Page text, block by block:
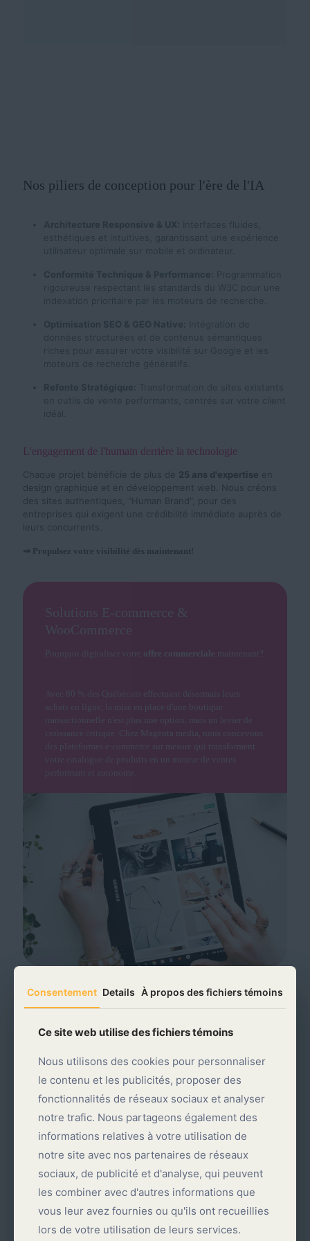
Nos piliers de conception pour l'ère de l'IA
L'engagement de l'humain derrière la technologie
Chaque projet bénéficie de plus de 25 ans d'expertise en
design graphique et en développement web. Nous créons
des sites authentiques, "Human Brand", pour des
entreprises qui exigent une crédibilité immédiate auprès de
leurs concurrents.
⇒ Propulsez votre visibilité dès maintenant!
Solutions E-commerce &
WooCommerce
Pourquoi digitaliser votre offre commerciale maintenant?
Avec 80 % des Québécois effectuant désormais leurs
achats en ligne, la mise en place d'une boutique
transactionnelle n'est plus une option, mais un levier de
croissance critique. Chez Magenta media, nous concevons
des plateformes e-commerce sur mesure qui transforment
votre catalogue de produits en un moteur de ventes
performant et autonome.
Une gestion simplifiée et une infrastructure
robuste
Nos solutions s'appuient sur l'écosystèmeWordPress &
, offrant une agilité totale pour les
entrepreneurs :
Contrôle Opérationnel :
ajout illimité de produits et suivi des commandes en
temps réel via une interface centralisée.
Transactions Sécurisées :Intégration native des
passerelles de paiement leaders du marché
Consentement Details À propos des fichiers témoins
Ce site web utilise des fichiers témoins
Nous utilisons des cookies pour personnaliser
le contenu et les publicités, proposer des
fonctionnalités de réseaux sociaux et analyser
notre trafic. Nous partageons également des
informations relatives à votre utilisation de
notre site avec nos partenaires de réseaux
sociaux, de publicité et d'analyse, qui peuvent
les combiner avec d'autres informations que
vous leur avez fournies ou qu'ils ont recueillies
lors de votre utilisation de leurs services.
Consentement Details À propos des fichiers témoins
Ce site web utilise des fichiers témoins
Nous utilisons des cookies pour personnaliser
le contenu et les publicités, proposer des
fonctionnalités de réseaux sociaux et analyser
notre trafic. Nous partageons également des
informations relatives à votre utilisation de
notre site avec nos partenaires de réseaux
sociaux, de publicité et d'analyse, qui peuvent
les combiner avec d'autres informations que
vous leur avez fournies ou qu'ils ont recueillies
lors de votre utilisation de leurs services.